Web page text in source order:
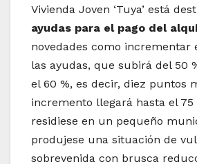
Vivienda Joven ‘Tuya’ está
ayudas para el pago del
novedades como incrementar
las ayudas, que subirá del 50
el 60 %, es decir, diez puntos
incremento llegará hasta el 75
residiese en un pequeño
produjese una situación de
sobrevenida con brusca